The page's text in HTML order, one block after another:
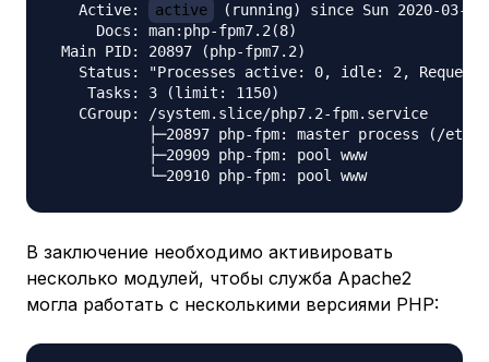
   Active:
active
(running) since Sun 2020-03-29
     Docs: man:php-fpm7.2(8)
Main PID: 20897 (php-fpm7.2)
Status: "Processes active: 0, idle: 2,
    Tasks: 3 (limit: 1150)
   CGroup: /system.slice/php7.2-fpm.service
├─20897 php-fpm: master process (/etc/
           ├─20909 php-fpm: pool www
В заключение необходимо активировать
несколько модулей, чтобы служба Apache2
могла работать с несколькими версиями PHP: